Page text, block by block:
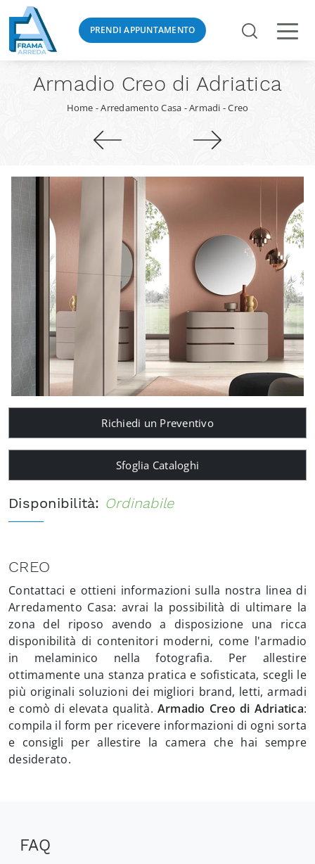
PRENDI APPUNTAMENTO
Armadio Creo di Adriatica
Home -Arredamento Casa -Armadi -Creo
Richiedi un Preventivo
Sfoglia Cataloghi
Disponibilità: Ordinabile
CREO
Contattaci e ottieni informazioni sulla nostra linea di
Arredamento Casa: avrai la possibilità di ultimare la
zona del riposo avendo a disposizione una ricca
disponibilità di contenitori moderni, come l'armadio
in melaminico nella fotografia. Per allestire
ottimamente una stanza pratica e sofisticata, scegli le
più originali soluzioni dei migliori brand, letti, armadi
e comò di elevata qualità. Armadio Creo di Adriatica:
compila il form per ricevere informazioni di ogni sorta
e consigli per allestire la camera che hai sempre
desiderato.
FAQ